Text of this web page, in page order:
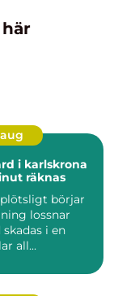
i karlskrona
räknas
börjar
lossnar
i en
all...